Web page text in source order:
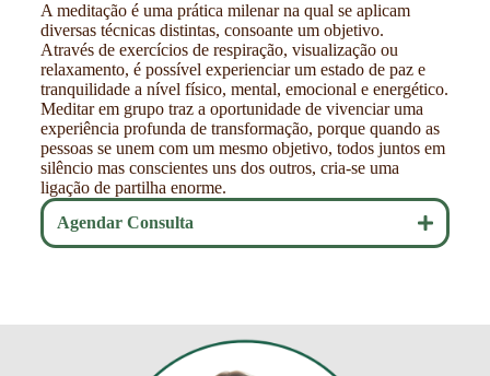
A meditação é uma prática milenar na qual se aplicam
diversas técnicas distintas, consoante um objetivo.
Através de exercícios de respiração, visualização ou
relaxamento, é possível experienciar um estado de paz e
tranquilidade a nível físico, mental, emocional e energético.
Meditar em grupo traz a oportunidade de vivenciar uma
experiência profunda de transformação, porque quando as
pessoas se unem com um mesmo objetivo, todos juntos em
silêncio mas conscientes uns dos outros, cria-se uma
ligação de partilha enorme.
Agendar Consulta